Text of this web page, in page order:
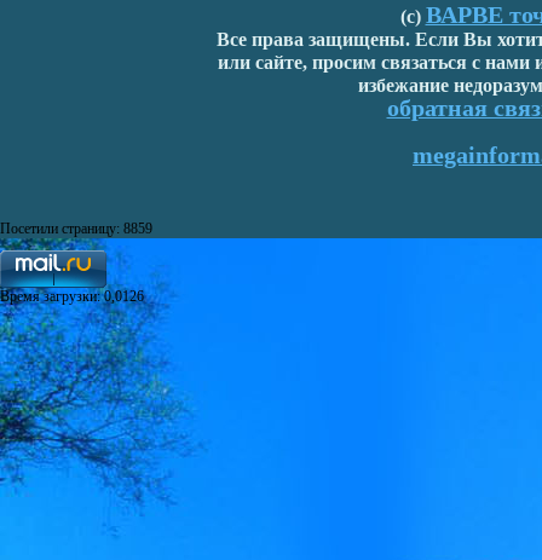
(с) ВАРВЕ
Все права защищены. Если Вы
или сайте, просим связаться с
избежание
обратная
Посетили страницу: 8859
Время загрузки: 0,0126